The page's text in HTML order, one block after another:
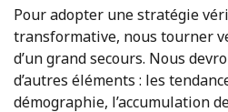
Pour adopter une stratégie
transformative, nous tourner
d’un grand secours. Nous
d’autres éléments : les
démographie, l’accumulation